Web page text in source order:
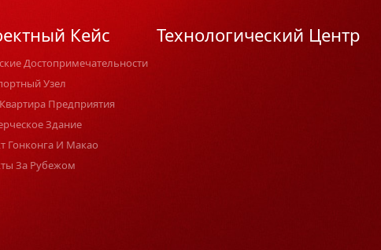
Кейс
Достопримечательности
Узел
Предприятия
Здание
Гонконга И Макао
За Рубежом
Технологический Центр